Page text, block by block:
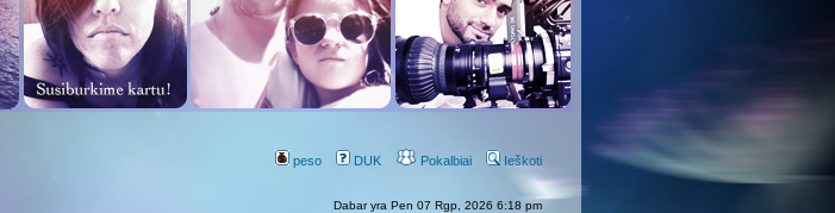
peso
DUK Pokalbiai Ieškoti
Dabar yra Pen 07 Rgp, 2026 6:18 pm